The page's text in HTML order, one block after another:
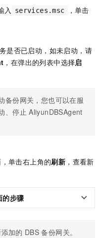
入 services.msc
，单击
是否已启动，如未启动，请
，在弹出的列表中选择启
备份网关，您也可以在服
、停止 AliyunDBSAgent
单击右上角的刷新 ，查看新
的步骤
加的 DBS 备份网关。